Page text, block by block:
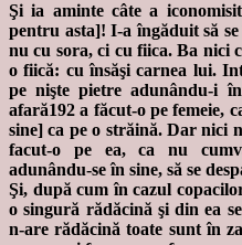
Şi ia aminte câte a
pentru asta]! I-a îngăduit să
nu cu sora, ci cu fiica. Ba nici
o fiică: cu însăşi carnea lui.
pe nişte pietre adunându-i
afară192 a făcut-o pe femeie,
sine] ca pe o străină. Dar nici
facut-o pe ea, ca nu
adunându-se în sine, să se
Şi, după cum în cazul
o singură rădăcină şi din ea
n-are rădăcină toate sunt în